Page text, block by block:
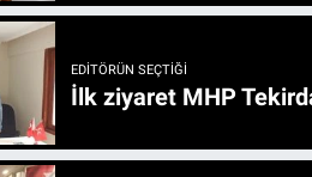
EDITÖRÜN SEÇTIĞI
İlk ziyaret MHP